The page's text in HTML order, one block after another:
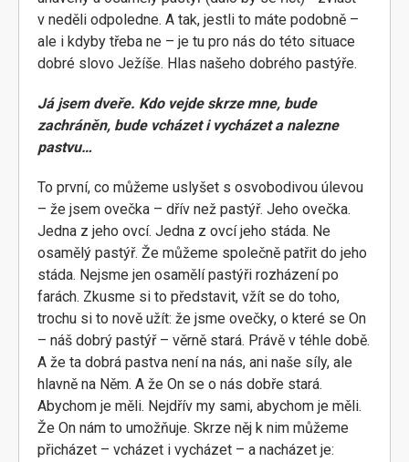
v neděli odpoledne. A tak, jestli to máte podobně –
ale i kdyby třeba ne – je tu pro nás do této situace
dobré slovo Ježíše. Hlas našeho dobrého pastýře.
Já jsem dveře. Kdo vejde skrze mne, bude
zachráněn, bude vcházet i vycházet a nalezne
pastvu…
To první, co můžeme uslyšet s osvobodivou úlevou
– že jsem ovečka – dřív než pastýř. Jeho ovečka.
Jedna z jeho ovcí. Jedna z ovcí jeho stáda. Ne
osamělý pastýř. Že můžeme společně patřit do jeho
stáda. Nejsme jen osamělí pastýři rozházení po
farách. Zkusme si to představit, vžít se do toho,
trochu si to nově užít: že jsme ovečky, o které se On
– náš dobrý pastýř – věrně stará. Právě v téhle době.
A že ta dobrá pastva není na nás, ani naše síly, ale
hlavně na Něm. A že On se o nás dobře stará.
Abychom je měli. Nejdřív my sami, abychom je měli.
Že On nám to umožňuje. Skrze něj k nim můžeme
přicházet – vcházet i vycházet – a nacházet je: